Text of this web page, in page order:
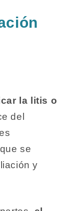
la litis o
del
se
y